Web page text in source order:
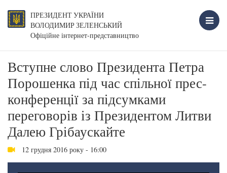
ПРЕЗИДЕНТ УКРАЇНИ
ВОЛОДИМИР ЗЕЛЕНСЬКИЙ
Офіційне інтернет-представництво
Вступне слово Президента Петра
Порошенка під час спільної прес-
конференції за підсумками
переговорів із Президентом Литви
Далею Грібаускайте
12 грудня 2016 року - 16:00